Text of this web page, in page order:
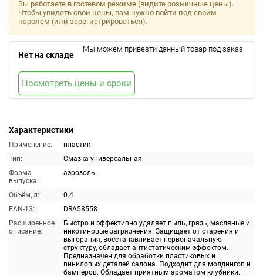
Характеристики
Применение:
пластик
Тип:
Смазка универсальная
Форма
выпуска:
аэрозоль
Объём, л:
0.4
EAN-13:
DRA58558
Расширенное
описание:
Быстро и эффективно удаляет пыль, грязь, масляные и
никотиновые загрязнения. Защищает от старения и
выгорания, восстанавливает первоначальную
структуру, обладает антистатическим эффектом.
Предназначен для обработки пластиковых и
виниловых деталей салона. Подходит для молдингов и
бамперов. Обладает приятным ароматом клубники.
Вы работаете в гостевом режиме (видите розничные цены).
Чтобы увидеть свои цены, вам нужно войти под своим
паролем (или зарегистрироваться).
Нет на складе
Мы можем привезти данный товар под заказ.
Посмотреть цены и сроки